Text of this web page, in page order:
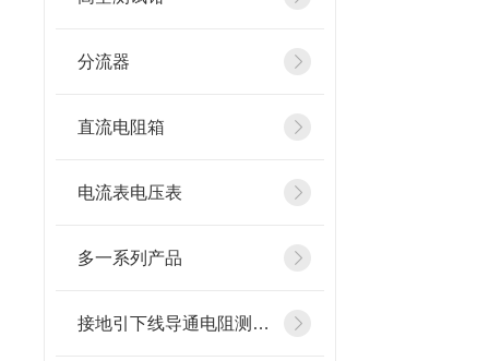
分流器
直流电阻箱
电流表电压表
多一系列产品
接地引下线导通电阻测试仪